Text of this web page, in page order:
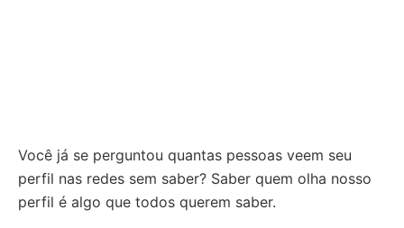
Você já se perguntou quantas pessoas veem seu
perfil nas redes sem saber? Saber quem olha nosso
perfil é algo que todos querem saber.